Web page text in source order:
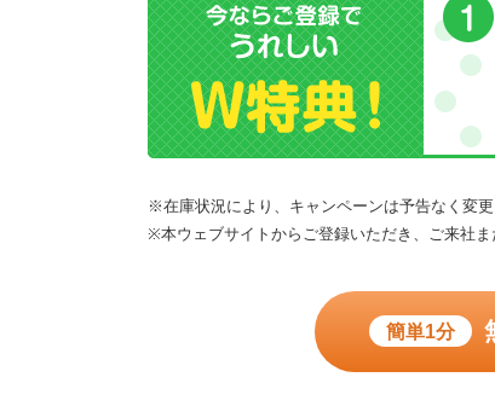
※在庫状況により、キャンペーンは予告なく変
※本ウェブサイトからご登録いただき、ご来社
簡単1分